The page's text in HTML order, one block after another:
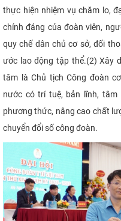
thực hiện nhiệm vụ chăm lo,
chính đáng của đoàn viên,
quy chế dân chủ cơ sở, đối
ước lao động tập thể.(2) Xây
tâm là Chủ tịch Công đoàn
nước có trí tuệ, bản lĩnh,
phương thức, nâng cao chất
chuyển đổi số công đoàn.